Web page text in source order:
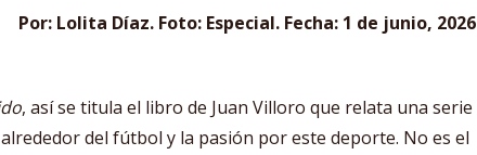
Por: Lolita Díaz. Foto: Especial. Fecha: 1 de junio, 2026
, así se titula el libro de Juan Villoro que relata una serie
del fútbol y la pasión por este deporte. No es el